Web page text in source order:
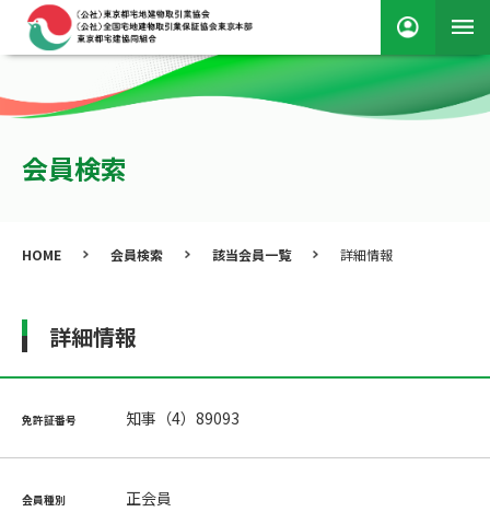
会員検索
HOME 会員検索 該当会員一覧 詳細情報
詳細情報
免許証番号 知事（4）89093
会員種別 正会員